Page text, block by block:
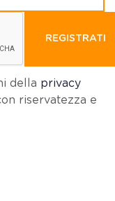
REGISTRATI
della privacy
riservatezza e